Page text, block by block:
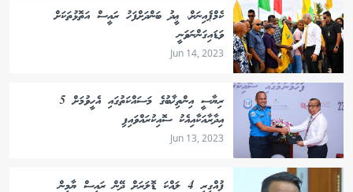
ކެމްޕެއިނަށް، ޢީދު ބަންދަށްފަހު ރައީސް އަތޮޅުތަކަށް
ވަޑައިގަންނަވަނީ
Jun 14, 2023
ރިޔާސީ އިންތިޚާބުގެ މަސައްކަތުގައި އެހީވުމަށް 5
އިދާރާއަކާއިއެކު ސޮއިކުރައްވައިފި
Jun 13, 2023
ފުއްގިރި 4 ލައްކަ ޑޮލަރަށް ދޭން ރައީސް ޔާމީން